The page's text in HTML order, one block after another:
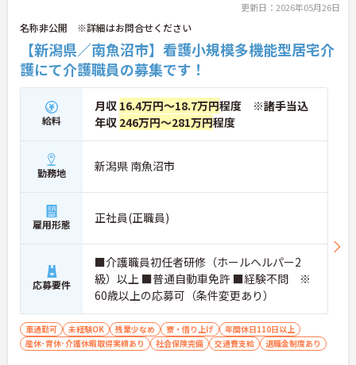
更新日：2026年05月26日
名称非公開 ※詳細はお問合せください
【新潟県／南魚沼市】看護小規模多機能型居宅介
護にて介護職員の募集です！
給料
月収 16.4万円～18.7万円程度 ※諸手当込
年収 246万円～281万円程度
勤務地 新潟県 南魚沼市
雇用形態 正社員(正職員)
応募要件
■介護職員初任者研修（ホールヘルパー2
級）以上 ■普通自動車免許 ■経験不問 ※
60歳以上の応募可（条件変更あり）
車通勤可 未経験OK 残業少なめ 寮・借り上げ
年間休日110日以上
産休･育休･介護休暇取得実績あり
社会保険完備 交通費支給 退職金制度あり